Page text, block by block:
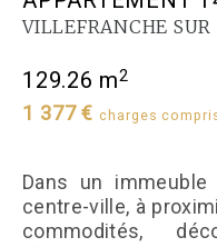
VILLEFRANCHE SUR
129.26 m2
1 377 € charges
Dans un
centre-ville, à
commodités,